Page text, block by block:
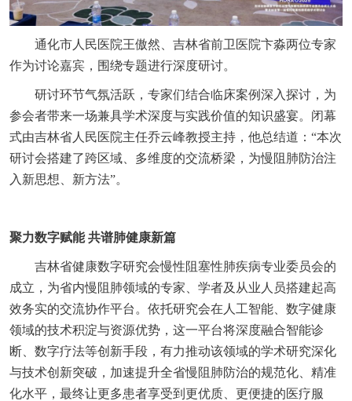
通化市人民医院王傲然、吉林省前卫医院卞淼两位专家
作为讨论嘉宾，围绕专题进行深度研讨。
研讨环节气氛活跃，专家们结合临床案例深入探讨，为
参会者带来一场兼具学术深度与实践价值的知识盛宴。闭幕
式由吉林省人民医院主任乔云峰教授主持，他总结道：“本次
研讨会搭建了跨区域、多维度的交流桥梁，为慢阻肺防治注
入新思想、新方法”。
聚力数字赋能 共谱肺健康新篇
吉林省健康数字研究会慢性阻塞性肺疾病专业委员会的
成立，为省内慢阻肺领域的专家、学者及从业人员搭建起高
效务实的交流协作平台。依托研究会在人工智能、数字健康
领域的技术积淀与资源优势，这一平台将深度融合智能诊
断、数字疗法等创新手段，有力推动该领域的学术研究深化
与技术创新突破，加速提升全省慢阻肺防治的规范化、精准
化水平，最终让更多患者享受到更优质、更便捷的医疗服